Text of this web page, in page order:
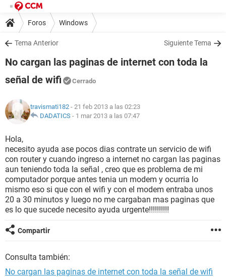
Foros Windows
Tema Anterior Siguiente Tema
No cargan las paginas de internet con toda la
señal de wifi
Cerrado
travismati182 - 21 feb 2013 a las 02:23
DADATICS - 1 mar 2013 a las 07:47
Hola,
necesito ayuda ase pocos dias contrate un servicio de wifi
con router y cuando ingreso a internet no cargan las paginas
aun teniendo toda la señal , creo que es problema de mi
computador porque antes tenia un modem y ocurria lo
mismo eso si que con el wifi y con el modem entraba unos
20 a 30 minutos y luego no me cargaban mas paginas que
es lo que sucede necesito ayuda urgente!!!!!!!!!!
Compartir
Consulta también:
No cargan las paginas de internet con toda la señal de wifi